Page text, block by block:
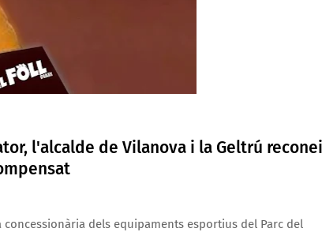
l'alcalde de Vilanova i la Geltrú
dels equipaments esportius del Parc del